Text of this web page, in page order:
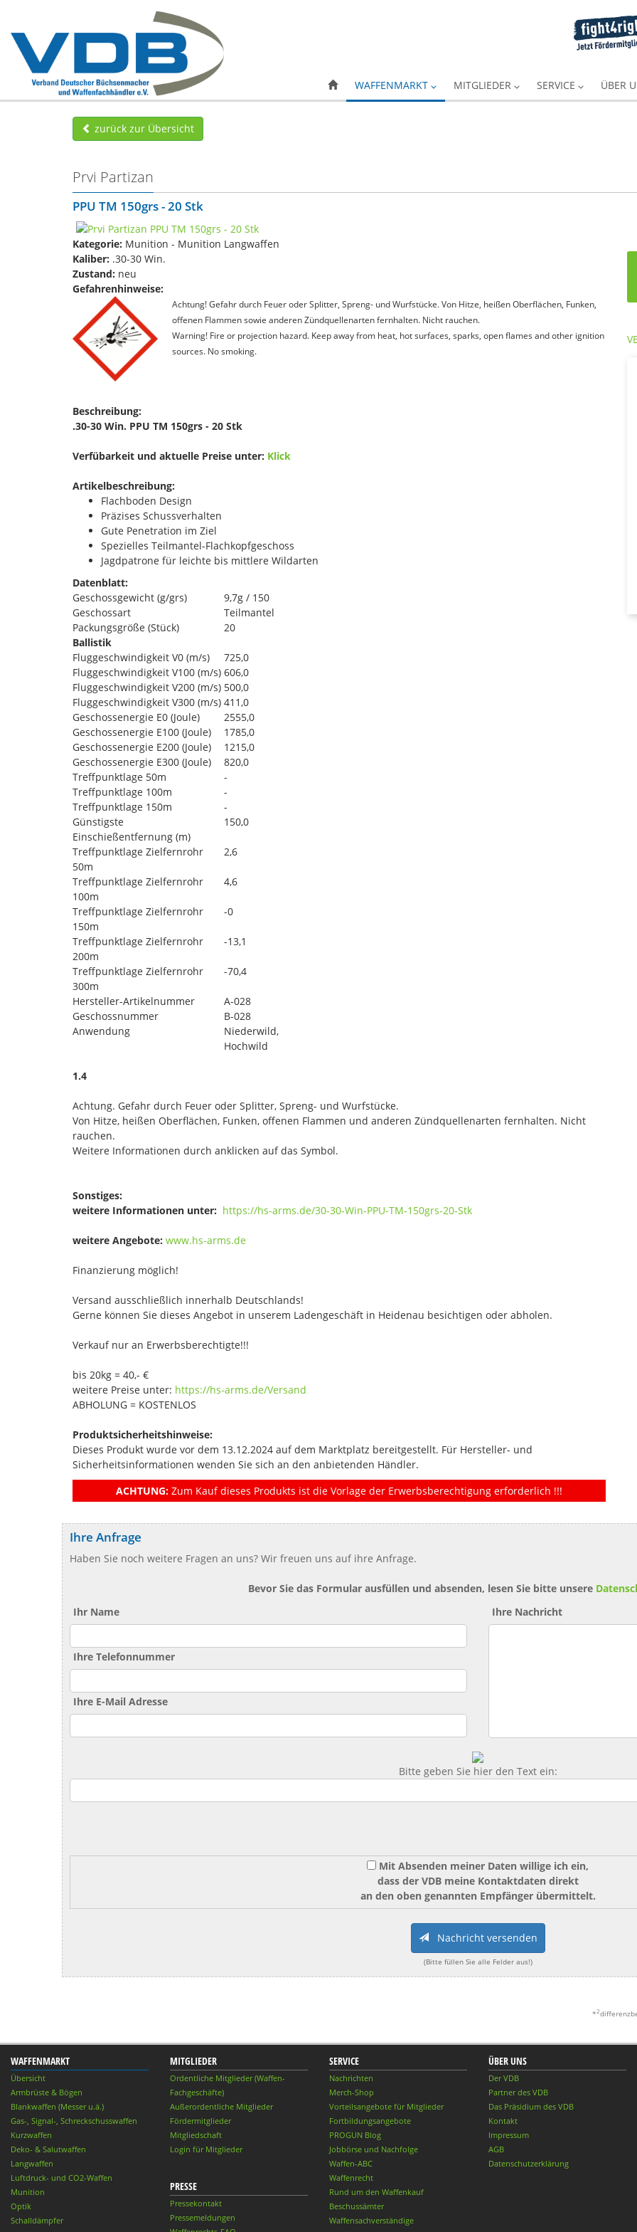
WAFFENMARKT MITGLIEDER SERVICE ÜBER
zurück zur Übersicht
Prvi Partizan
PPU TM 150grs - 20 Stk
Kategorie: Munition - Munition Langwaffen
Kaliber: .30-30 Win.
Zustand: neu
Gefahrenhinweise:
Achtung! Gefahr durch Feuer oder Splitter, Spreng- und Wurfstücke. Von Hitze, heißen Oberflächen, Funken,
offenen Flammen sowie anderen Zündquellenarten fernhalten. Nicht rauchen.
Warning! Fire or projection hazard. Keep away from heat, hot surfaces, sparks, open flames and other ignition
sources. No smoking.
Beschreibung:
.30-30 Win. PPU TM 150grs - 20 Stk
Verfübarkeit und aktuelle Preise unter: Klick
Artikelbeschreibung:
Flachboden Design
Präzises Schussverhalten
Gute Penetration im Ziel
Spezielles Teilmantel-Flachkopfgeschoss
Jagdpatrone für leichte bis mittlere Wildarten
Datenblatt:
Geschossgewicht (g/grs)
9,7g / 150
Geschossart
Teilmantel
Packungsgröße (Stück)
20
Ballistik
Fluggeschwindigkeit V0 (m/s)
725,0
Fluggeschwindigkeit V100 (m/s) 606,0
Fluggeschwindigkeit V200 (m/s) 500,0
Fluggeschwindigkeit V300 (m/s) 411,0
Geschossenergie E0 (Joule)
2555,0
Geschossenergie E100 (Joule)
1785,0
Geschossenergie E200 (Joule)
1215,0
Geschossenergie E300 (Joule)
820,0
Treffpunktlage 50m
-
Treffpunktlage 100m
-
Treffpunktlage 150m
-
Günstigste
Einschießentfernung (m)
150,0
Treffpunktlage Zielfernrohr
50m
2,6
Treffpunktlage Zielfernrohr
100m
4,6
Treffpunktlage Zielfernrohr
150m
-0
Treffpunktlage Zielfernrohr
200m
-13,1
Treffpunktlage Zielfernrohr
300m
-70,4
Hersteller-Artikelnummer
A-028
Geschossnummer
B-028
Anwendung
Niederwild,
Hochwild
1.4
Achtung. Gefahr durch Feuer oder Splitter, Spreng- und Wurfstücke.
Von Hitze, heißen Oberflächen, Funken, offenen Flammen und anderen Zündquellenarten fernhalten. Nicht
rauchen.
Weitere Informationen durch anklicken auf das Symbol.
Sonstiges:
weitere Informationen unter: https://hs-arms.de/30-30-Win-PPU-TM-150grs-20-Stk
weitere Angebote: www.hs-arms.de
Finanzierung möglich!
Versand ausschließlich innerhalb Deutschlands!
Gerne können Sie dieses Angebot in unserem Ladengeschäft in Heidenau besichtigen oder abholen.
Verkauf nur an Erwerbsberechtigte!!!
bis 20kg = 40,- €
weitere Preise unter: https://hs-arms.de/Versand
ABHOLUNG = KOSTENLOS
Produktsicherheitshinweise:
Dieses Produkt wurde vor dem 13.12.2024 auf dem Marktplatz bereitgestellt. Für Hersteller- und
Sicherheitsinformationen wenden Sie sich an den anbietenden Händler.
ACHTUNG: Zum Kauf dieses Produkts ist die Vorlage der Erwerbsberechtigung erforderlich !!!
Ihre Anfrage
Haben Sie noch weitere Fragen an uns? Wir freuen uns auf ihre Anfrage.
Bevor Sie das Formular ausfüllen und absenden, lesen Sie bitte unsere
Ihr Name
Ihre Telefonnummer
Ihre E-Mail Adresse
Ihre Nachricht
Bitte geben Sie hier den Text ein:
Mit Absenden meiner Daten willige ich ein,
dass der VDB meine Kontaktdaten direkt
an den oben genannten Empfänger übermittelt.
Nachricht versenden
(Bitte füllen Sie alle Felder aus!)
*2
WAFFENMARKT
Übersicht
Armbrüste & Bögen
Blankwaffen (Messer u.ä.)
Gas-, Signal-, Schreckschusswaffen
Kurzwaffen
Deko- & Salutwaffen
Langwaffen
Luftdruck- und CO2-Waffen
Munition
Optik
Schalldämpfer
MITGLIEDER
Ordentliche Mitglieder (Waffen-
Fachgeschäfte)
Außerordentliche Mitglieder
Fördermitglieder
Mitgliedschaft
Login für Mitglieder
PRESSE
Pressekontakt
Pressemeldungen
SERVICE
Nachrichten
Merch-Shop
Vorteilsangebote für Mitglieder
Fortbildungsangebote
PROGUN Blog
Jobbörse und Nachfolge
Waffen-ABC
Waffenrecht
Rund um den Waffenkauf
Beschussämter
Waffensachverständige
ÜBER UNS
Der VDB
Partner des VDB
Das Präsidium des VDB
Kontakt
Impressum
AGB
Datenschutzerklärung